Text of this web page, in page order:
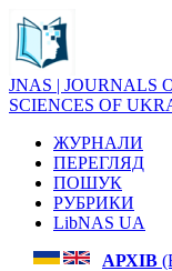
JNAS | JOURNALS
SCIENCES OF
ЖУРНАЛИ
ПЕРЕГЛЯД
ПОШУК
РУБРИКИ
LibNAS UA
АРХІВ